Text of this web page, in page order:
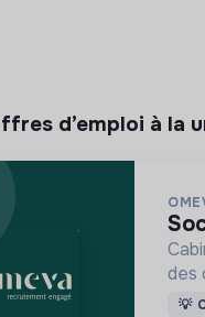
d’emploi à la
des
💡